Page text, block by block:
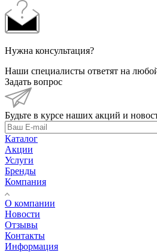
Нужна консультация?
Наши специалисты ответят на
Задать вопрос
Будьте в курсе наших акций и
Каталог
Акции
Услуги
Бренды
Компания
О компании
Новости
Отзывы
Контакты
Информация